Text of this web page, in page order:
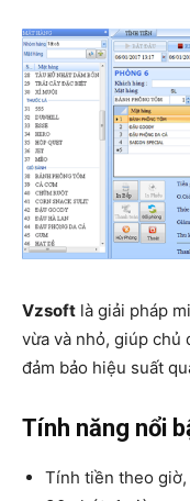
Vzsoft là giải pháp
vừa và nhỏ, giúp chủ
đảm bảo hiệu suất
Tính năng nổi
Tính tiền theo